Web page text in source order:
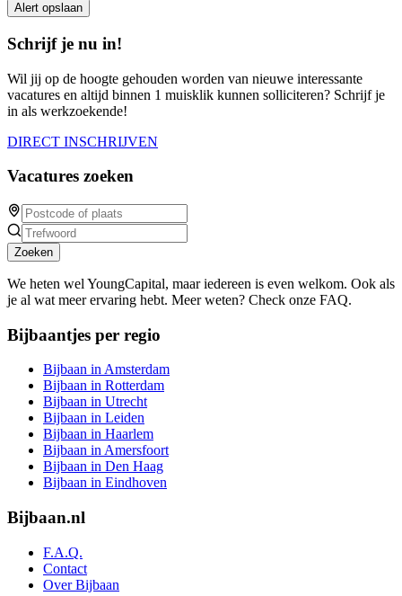
Alert opslaan
Schrijf je nu in!
Wil jij op de hoogte gehouden worden van nieuwe interessante
vacatures en altijd binnen 1 muisklik kunnen solliciteren? Schrijf je
in als werkzoekende!
DIRECT INSCHRIJVEN
Vacatures zoeken
Zoeken
We heten wel YoungCapital, maar iedereen is even welkom. Ook als
je al wat meer ervaring hebt. Meer weten? Check onze FAQ.
Bijbaantjes per regio
Bijbaan in Amsterdam
Bijbaan in Rotterdam
Bijbaan in Utrecht
Bijbaan in Leiden
Bijbaan in Haarlem
Bijbaan in Amersfoort
Bijbaan in Den Haag
Bijbaan in Eindhoven
Bijbaan.nl
F.A.Q.
Contact
Over Bijbaan